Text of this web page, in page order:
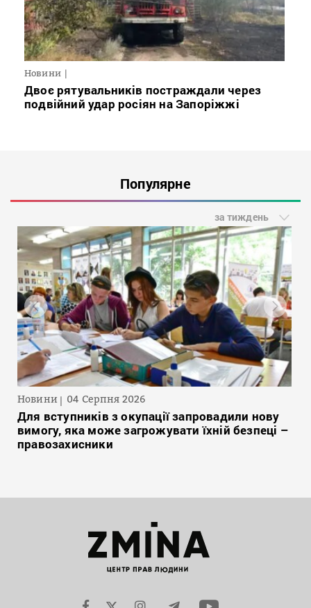
Новини
Двоє рятувальників постраждали через
подвійний удар росіян на Запоріжжі
Популярне
за тиждень
Новини 04 Серпня 2026
Для вступників з окупації запровадили нову
вимогу, яка може загрожувати їхній безпеці –
правозахисники